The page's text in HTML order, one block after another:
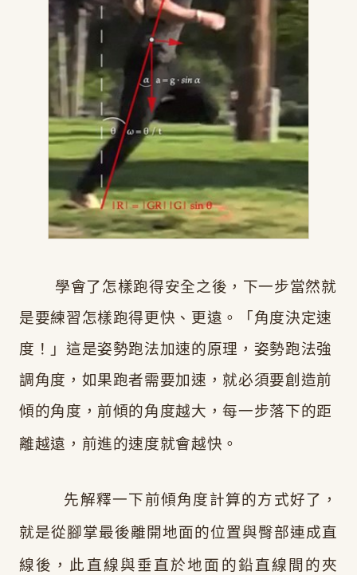
學會了怎樣跑得安全之後，下一步當然就
是要練習怎樣跑得更快、更遠。「角度決定速
度！」這是姿勢跑法加速的原理，姿勢跑法強
調角度，如果跑者需要加速，就必須要創造前
傾的角度，前傾的角度越大，每一步落下的距
離越遠，前進的速度就會越快。
先解釋一下前傾角度計算的方式好了，
就是從腳掌最後離開地面的位置與臀部連成直
線後，此直線與垂直於地面的鉛直線間的夾